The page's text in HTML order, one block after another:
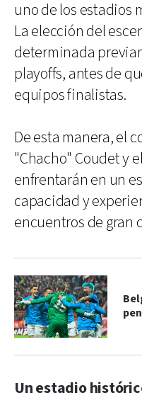
uno de los estadios
La elección del
determinada
playoffs, antes de
equipos finalistas.
De esta manera, el
"Chacho" Coudet y
enfrentarán en un
capacidad y
encuentros de gran
Un estadio